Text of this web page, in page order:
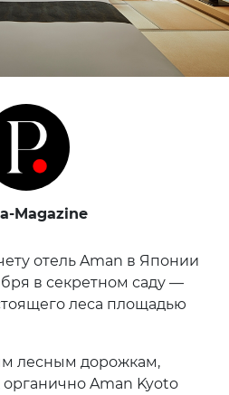
Magazine
отель Aman в Японии
в секретном саду —
леса площадью
лесным дорожкам,
Aman Kyoto